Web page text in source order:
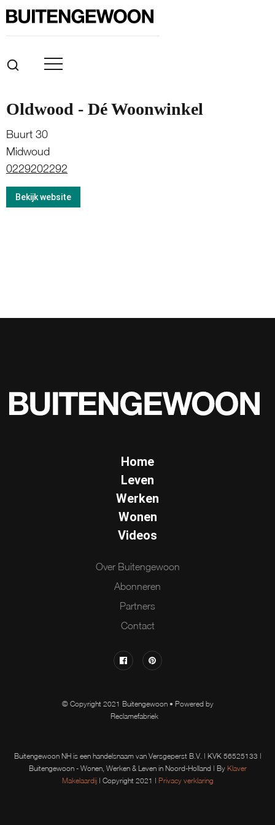
Oldwood - Dé Woonwinkel
Buurt 30
Midwoud
0229202292
Bekijk website
Home
Leven
Werken
Wonen
Videos
Over Buitengewoon
Abonneren
Partners
Contact
© Copyright 2021 Buitengewoon • Powered by
Reclamefabriek
Buitengewoon NH is een handelsnaam van Versgeperst B.V. | KVK 56525133 |
Buitengewoon - Wonen, Werken & Leven in Noord-Holland | By Klaver
Makelaardij| Copyright 2021 | Privacy verklaring